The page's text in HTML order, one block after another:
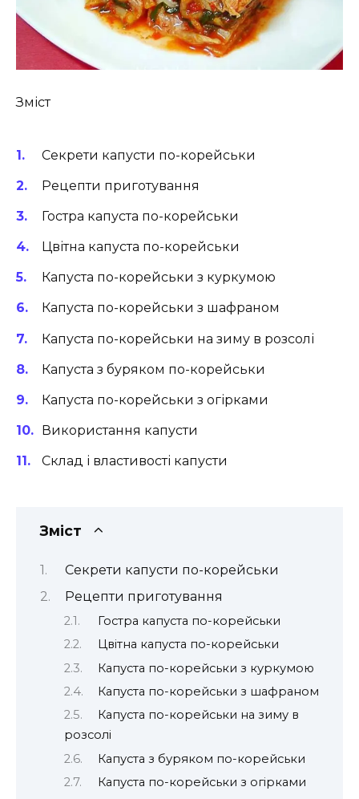
Зміст
Секрети капусти по-корейськи
Рецепти приготування
Гостра капуста по-корейськи
Цвітна капуста по-корейськи
Капуста по-корейськи з куркумою
Капуста по-корейськи з шафраном
Капуста по-корейськи на зиму в розсолі
Капуста з буряком по-корейськи
Капуста по-корейськи з огірками
Використання капусти
Склад і властивості капусти
Зміст
Секрети капусти по-корейськи
Рецепти приготування
Гостра капуста по-корейськи
Цвітна капуста по-корейськи
Капуста по-корейськи з куркумою
Капуста по-корейськи з шафраном
Капуста по-корейськи на зиму в
розсолі
Капуста з буряком по-корейськи
Капуста по-корейськи з огірками